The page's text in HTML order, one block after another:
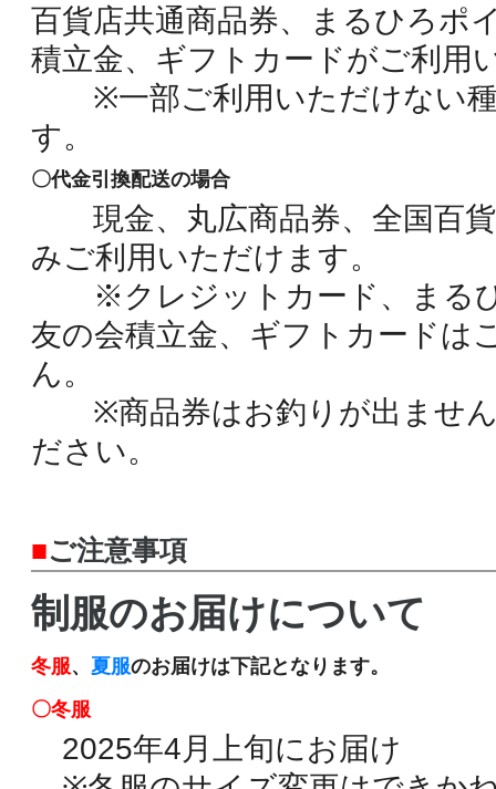
百貨店共通商品券、まるひろポ
積立金、ギフトカードがご利用
※一部ご利用いただけない種
す。
〇代金引換配送の場合
現金、丸広商品券、全国百貨
みご利用いただけます。
※クレジットカード、まる
友の会積立金、ギフトカードは
ん。
※商品券はお釣りが出ません
ださい。
■ご注意事項
制服のお届けについて
冬服、夏服のお届けは下記となります。
〇冬服
2025年4月上旬にお届け